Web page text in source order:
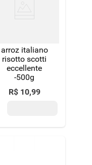
arroz italiano
risotto scotti
eccellente
-500g
R$ 10,99